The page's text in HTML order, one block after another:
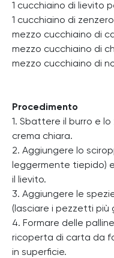
1 cucchiaino di lievito
1 cucchiaino di
mezzo cucchiaino di
mezzo cucchiaino di
mezzo cucchiaino di
Procedimento
1. Sbattere il burro e
crema chiara.
2. Aggiungere lo
leggermente tiepido)
il lievito.
3. Aggiungere le
(lasciare i pezzetti più
4. Formare delle
ricoperta di carta da
in superficie.